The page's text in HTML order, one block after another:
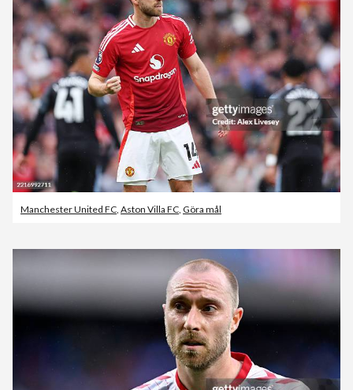
Manchester United FC, Aston Villa FC, Göra mål